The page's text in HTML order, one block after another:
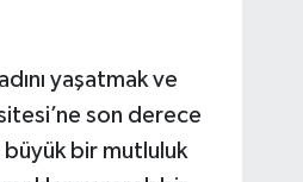
yaşatmak ve
son derece
büyük bir mutluluk